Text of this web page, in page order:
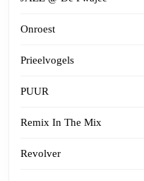
Onroest
Prieelvogels
PUUR
Remix In The Mix
Revolver